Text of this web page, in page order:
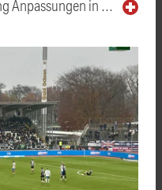
Anpassungen in …